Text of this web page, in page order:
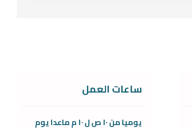
ساعات العمل
يوميا من ١٠ ص ل ١٠ م ماعدا يوم